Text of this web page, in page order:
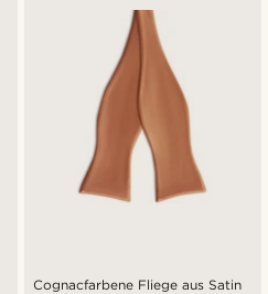
Cognacfarbene Fliege aus Satin